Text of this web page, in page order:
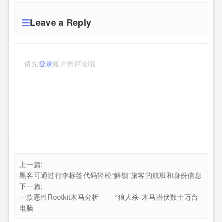
Leave a Reply
请先登录账户再评论哦
上一篇:
黑客可通过行李标签代码轻松“解锁”旅客的航班和身份信息
下一篇:
一款恶性Rootkit木马分析 ——“狼人杀”木马潜伏数十万台
电脑